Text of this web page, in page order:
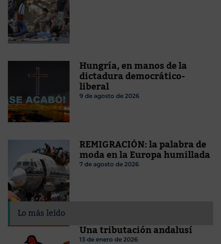
Hungría, en manos de la
dictadura democrático-
liberal
9 de agosto de 2026
REMIGRACIÓN: la palabra de
moda en la Europa humillada
7 de agosto de 2026
Lo más leído
Una tributación andalusí
13 de enero de 2026